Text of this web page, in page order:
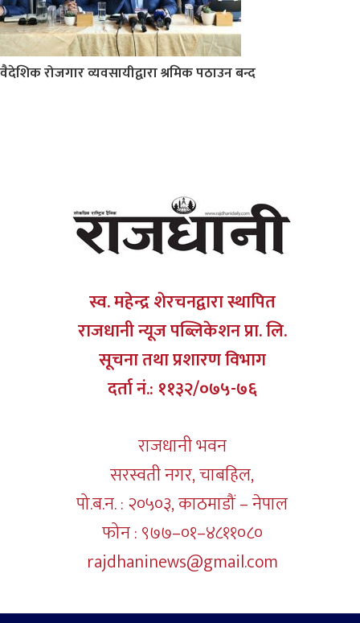
वैदेशिक रोजगार व्यवसायीद्वारा श्रमिक पठाउन बन्द
स्व. महेन्द्र शेरचनद्वारा स्थापित
राजधानी न्यूज पब्लिकेशन प्रा. लि.
सूचना तथा प्रशारण विभाग
दर्ता नं.: ११३२/०७५-७६
राजधानी भवन
सरस्वती नगर, चाबहिल,
पो.ब.न. : २०५०३, काठमाडौं – नेपाल
फोन : ९७७–०१–४८११०८०
rajdhaninews@gmail.com